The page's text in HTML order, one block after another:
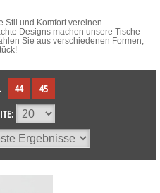
Stil und Komfort vereinen.
Designs machen unsere Tische
Sie aus verschiedenen Formen,
44
45